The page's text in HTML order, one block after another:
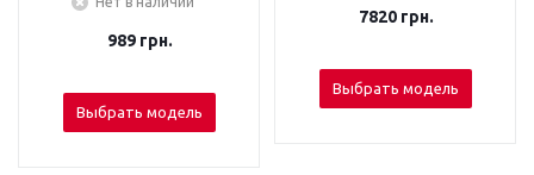
989грн.
Выбрать модель
7820грн.
Выбрать модель